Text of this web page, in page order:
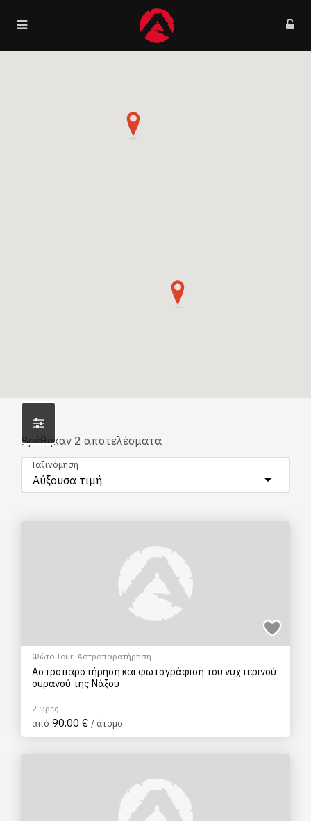
Βρέθηκαν 2 αποτελέσματα
Αύξουσα τιμή
Ταξινόμηση
Φώτο Tour, Αστροπαρατήρηση
Αστροπαρατήρηση και φωτογράφιση του νυχτερινού
ουρανού της Νάξου
2 ώρες
από 90.00 € / άτομο